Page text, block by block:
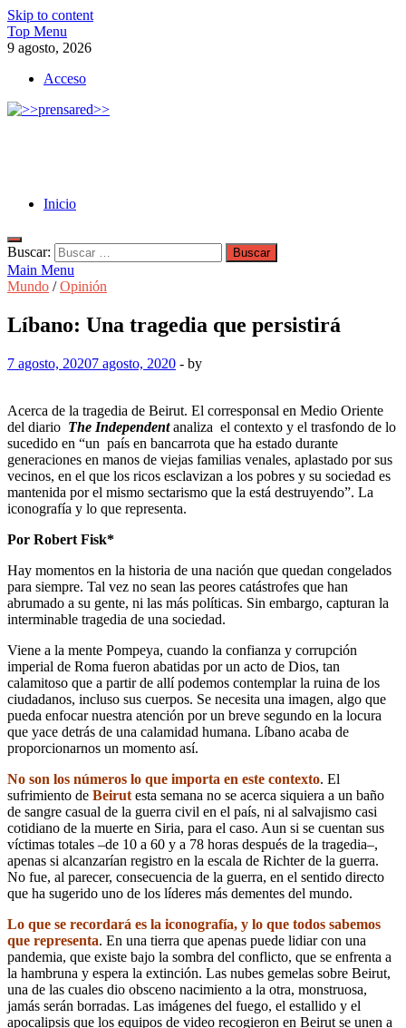
Skip to content
Top Menu
9 agosto, 2026
Acceso
Inicio
Buscar:
Main Menu
Mundo /Opinión
Líbano: Una tragedia que persistirá
7 agosto, 20207 agosto, 2020 - by
Acerca de la tragedia de Beirut. El corresponsal en Medio Oriente
del diario The Independentanaliza el contexto y el trasfondo de lo
sucedido en “un país en bancarrota que ha estado durante
generaciones en manos de viejas familias venales, aplastado por sus
vecinos, en el que los ricos esclavizan a los pobres y su sociedad es
mantenida por el mismo sectarismo que la está destruyendo”. La
iconografía y lo que representa.
Por Robert Fisk*
Hay momentos en la historia de una nación que quedan congelados
para siempre. Tal vez no sean las peores catástrofes que han
abrumado a su gente, ni las más políticas. Sin embargo, capturan la
interminable tragedia de una sociedad.
Viene a la mente Pompeya, cuando la confianza y corrupción
imperial de Roma fueron abatidas por un acto de Dios, tan
calamitoso que a partir de allí podemos contemplar la ruina de los
ciudadanos, incluso sus cuerpos. Se necesita una imagen, algo que
pueda enfocar nuestra atención por un breve segundo en la locura
que yace detrás de una calamidad humana. Líbano acaba de
proporcionarnos un momento así.
No son los números lo que importa en este contexto. El
sufrimiento de Beirut esta semana no se acerca siquiera a un baño
de sangre casual de la guerra civil en el país, ni al salvajismo casi
cotidiano de la muerte en Siria, para el caso. Aun si se cuentan sus
víctimas totales –de 10 a 60 y a 78 horas después de la tragedia–,
apenas si alcanzarían registro en la escala de Richter de la guerra.
No fue, al parecer, consecuencia de la guerra, en el sentido directo
que ha sugerido uno de los líderes más dementes del mundo.
Lo que se recordará es la iconografía, y lo que todos sabemos
que representa. En una tierra que apenas puede lidiar con una
pandemia, que existe bajo la sombra del conflicto, que se enfrenta a
la hambruna y espera la extinción. Las nubes gemelas sobre Beirut,
una de las cuales dio obsceno nacimiento a la otra, monstruosa,
jamás serán borradas. Las imágenes del fuego, el estallido y el
apocalipsis que los equipos de video recogieron en Beirut se unen a